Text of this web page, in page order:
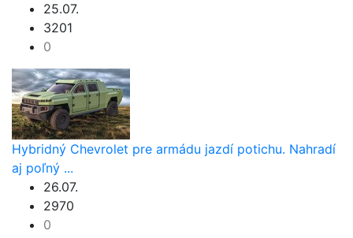
25.07.
3201
0
Hybridný Chevrolet pre armádu jazdí potichu. Nahradí
aj poľný ...
26.07.
2970
0